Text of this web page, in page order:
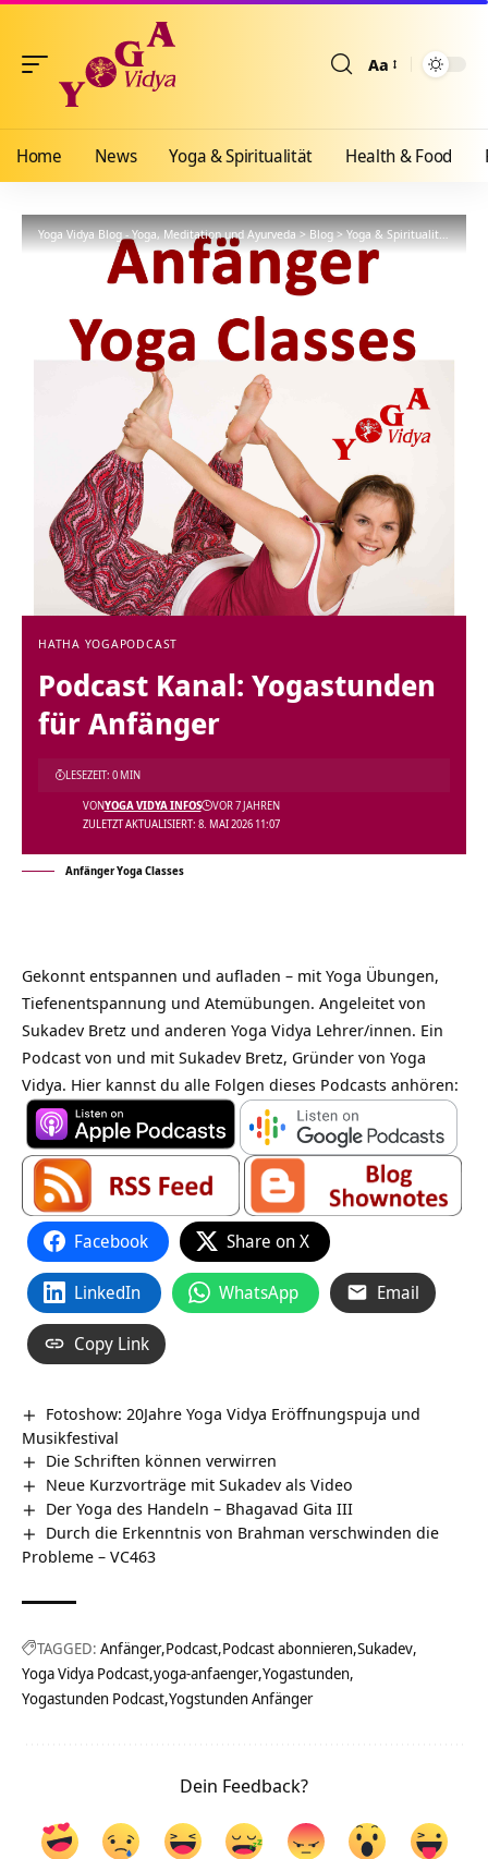
Aa
Home News Yoga & Spiritualität Health & Food
Yoga Vidya Blog - Yoga, Meditation und Ayurveda>Blog>Yoga & Spiritualität >
HATHA YOGAPODCAST
Podcast Kanal: Yogastunden
für Anfänger
ZULETZT AKTUALISIERT: 8. MAI 2026 11:07
VONYOGA VIDYA INFOS VOR 7 JAHREN
LESEZEIT: 0 MIN
Anfänger Yoga Classes
Gekonnt entspannen und aufladen – mit Yoga Übungen,
Tiefenentspannung und Atemübungen. Angeleitet von
Sukadev Bretz und anderen Yoga Vidya Lehrer/innen. Ein
Podcast von und mit Sukadev Bretz, Gründer von Yoga
Vidya. Hier kannst du alle Folgen dieses Podcasts anhören:
Facebook Share on X
LinkedIn WhatsApp Email
Copy Link
Fotoshow: 20Jahre Yoga Vidya Eröffnungspuja und
Musikfestival
Die Schriften können verwirren
Neue Kurzvorträge mit Sukadev als Video
Der Yoga des Handeln – Bhagavad Gita III
Durch die Erkenntnis von Brahman verschwinden die
Probleme – VC463
TAGGED: Anfänger Podcast Podcast abonnieren Sukadev
Yoga Vidya Podcast yoga-anfaenger Yogastunden
Yogastunden Podcast Yogstunden Anfänger
Dein Feedback?